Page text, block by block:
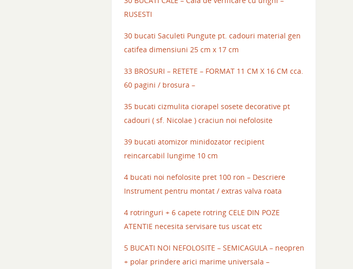
RUSESTI
30 bucati Saculeti Pungute pt. cadouri material gen
catifea dimensiuni 25 cm x 17 cm
33 BROSURI – RETETE – FORMAT 11 CM X 16 CM cca.
60 pagini / brosura –
35 bucati cizmulita ciorapel sosete decorative pt
cadouri ( sf. Nicolae ) craciun noi nefolosite
39 bucati atomizor minidozator recipient
reincarcabil lungime 10 cm
4 bucati noi nefolosite pret 100 ron – Descriere
Instrument pentru montat / extras valva roata
4 rotringuri + 6 capete rotring CELE DIN POZE
ATENTIE necesita servisare tus uscat etc
5 BUCATI NOI NEFOLOSITE – SEMICAGULA – neopren
+ polar prindere arici marime universala –